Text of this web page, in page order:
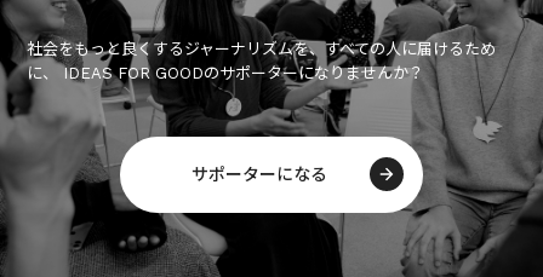
社会をもっと良くするジャーナリズムを、すべての人に届けるため
に、 IDEAS FOR GOODのサポーターになりませんか？
サポーターになる